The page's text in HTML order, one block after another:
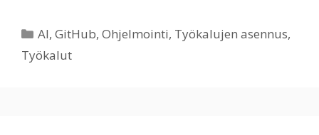
Kategoriat
AI,GitHub,Ohjelmointi, Työkalujen asennus,
Työkalut